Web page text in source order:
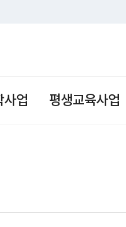
사업 평생교육사업